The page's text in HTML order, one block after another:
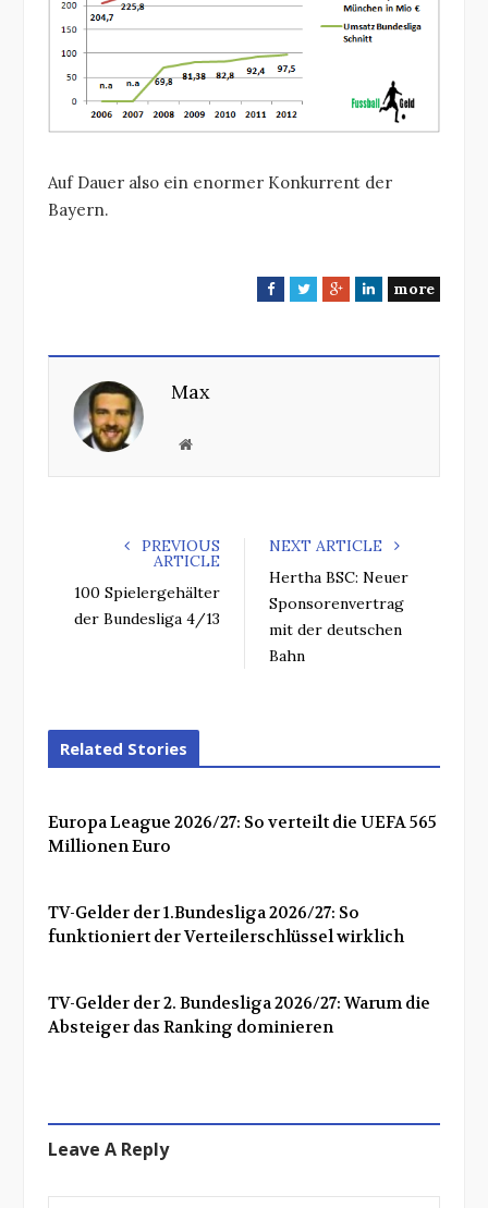
Auf Dauer also ein enormer Konkurrent der
Bayern.
F
T
G
L
more
Max
W
i
e
PREVIOUS
ARTICLE
100 Spielergehälter
der Bundesliga 4/13
NEXT ARTICLE
Hertha BSC: Neuer
Sponsorenvertrag
mit der deutschen
Bahn
Related Stories
Europa League 2026/27: So verteilt die UEFA 565
Millionen Euro
TV-Gelder der 1.Bundesliga 2026/27: So
funktioniert der Verteilerschlüssel wirklich
TV-Gelder der 2. Bundesliga 2026/27: Warum die
Absteiger das Ranking dominieren
Leave A Reply